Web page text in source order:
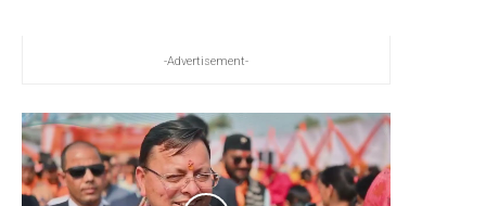
-Advertisement-